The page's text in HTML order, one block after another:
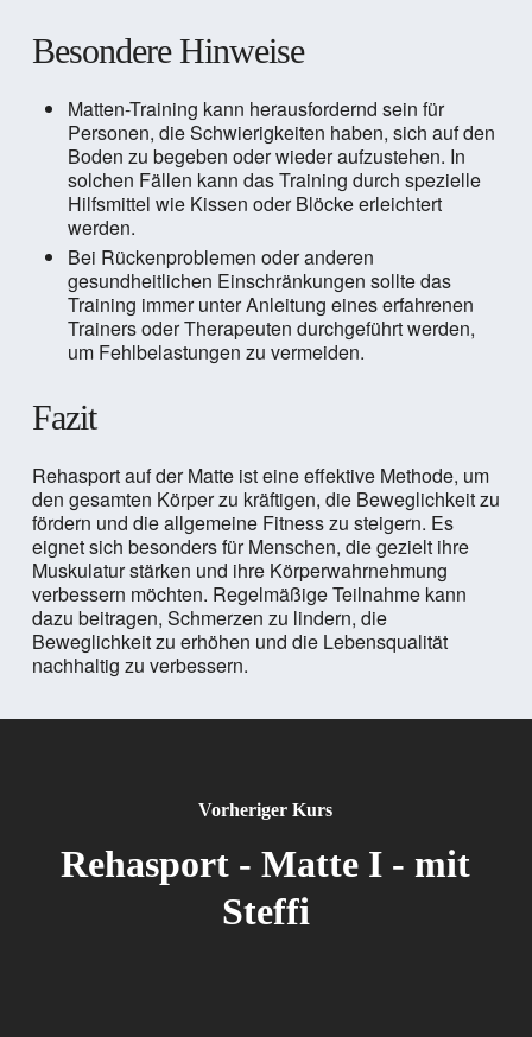
Besondere Hinweise
Matten-Training kann herausfordernd sein für
Personen, die Schwierigkeiten haben, sich auf den
Boden zu begeben oder wieder aufzustehen. In
solchen Fällen kann das Training durch spezielle
Hilfsmittel wie Kissen oder Blöcke erleichtert
werden.
Bei Rückenproblemen oder anderen
gesundheitlichen Einschränkungen sollte das
Training immer unter Anleitung eines erfahrenen
Trainers oder Therapeuten durchgeführt werden,
um Fehlbelastungen zu vermeiden.
Fazit
Rehasport auf der Matte ist eine effektive Methode, um
den gesamten Körper zu kräftigen, die Beweglichkeit zu
fördern und die allgemeine Fitness zu steigern. Es
eignet sich besonders für Menschen, die gezielt ihre
Muskulatur stärken und ihre Körperwahrnehmung
verbessern möchten. Regelmäßige Teilnahme kann
dazu beitragen, Schmerzen zu lindern, die
Beweglichkeit zu erhöhen und die Lebensqualität
nachhaltig zu verbessern.
Vorheriger Kurs
Rehasport - Matte I - mit
Steffi